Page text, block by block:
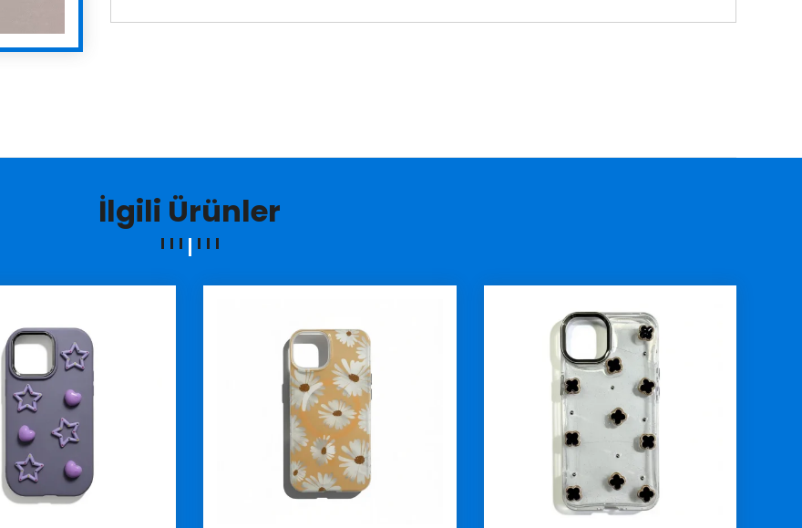
İlgili Ürünler